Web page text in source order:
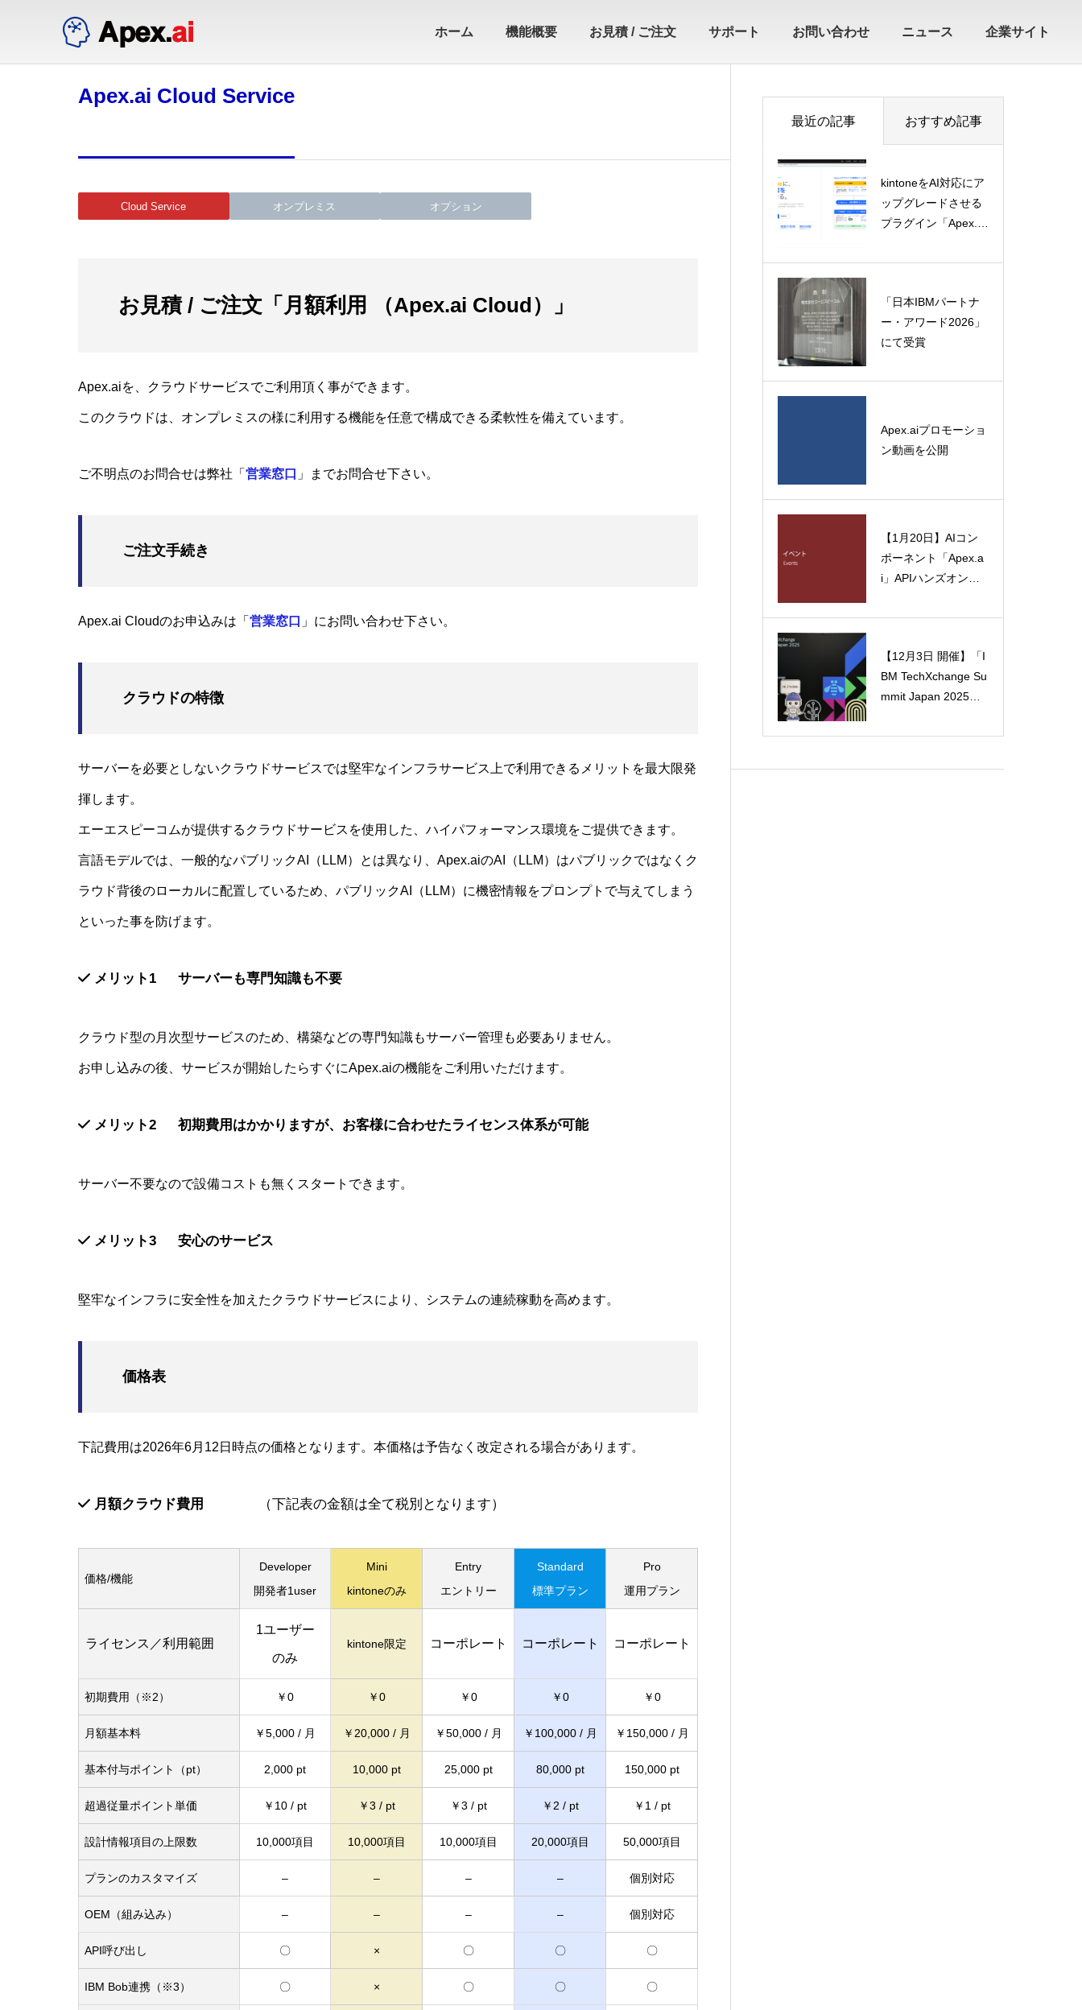
ホーム 機能概要 お見積 / ご注文 サポート お問い合わせ ニュース 企業サイト
Apex.ai Cloud Service
Cloud Service オンプレミス オプション
お見積 / ご注文「月額利用 （Apex.ai Cloud）」
Apex.aiを、クラウドサービスでご利用頂く事ができます。
このクラウドは、オンプレミスの様に利用する機能を任意で構成できる柔軟性を備えています。
ご不明点のお問合せは弊社「 営業窓口 」までお問合せ下さい。
ご注文手続き
Apex.ai Cloudのお申込みは「 営業窓口 」にお問い合わせ下さい。
クラウドの特徴
サーバーを必要としないクラウドサービスでは堅牢なインフラサービス上で利用できるメリットを最大限発
揮します。
エーエスピーコムが提供するクラウドサービスを使用した、ハイパフォーマンス環境をご提供できます。
言語モデルでは、一般的なパブリックAI（LLM）とは異なり、Apex.aiのAI（LLM）はパブリックではなくク
ラウド背後のローカルに配置しているため、パブリックAI（LLM）に機密情報をプロンプトで与えてしまう
といった事を防げます。
メリット1 サーバーも専門知識も不要
クラウド型の月次型サービスのため、構築などの専門知識もサーバー管理も必要ありません。
お申し込みの後、サービスが開始したらすぐにApex.aiの機能をご利用いただけます。
メリット2 初期費用はかかりますが、お客様に合わせたライセンス体系が可能
サーバー不要なので設備コストも無くスタートできます。
メリット3 安心のサービス
堅牢なインフラに安全性を加えたクラウドサービスにより、システムの連続稼動を高めます。
価格表
下記費用は2026年6月12日時点の価格となります。本価格は予告なく改定される場合があります。
月額クラウド費用 （下記表の金額は全て税別となります）
価格/機能
Developer
開発者1user
Mini
kintoneのみ
Entry
エントリー
Standard
標準プラン
Pro
運用プラン
ライセンス／利用範囲
1ユーザー
のみ
kintone限定 コーポレート コーポレート コーポレート
初期費用（※2） ￥0 ￥0 ￥0 ￥0 ￥0
月額基本料 ￥5,000 / 月 ￥20,000 / 月 ￥50,000 / 月 ￥100,000 / 月 ￥150,000 / 月
基本付与ポイント（pt） 2,000 pt 10,000 pt 25,000 pt 80,000 pt 150,000 pt
超過従量ポイント単価 ￥10 / pt ￥3 / pt ￥3 / pt ￥2 / pt ￥1 / pt
設計情報項目の上限数 10,000項目 10,000項目 10,000項目 20,000項目 50,000項目
プランのカスタマイズ – – – – 個別対応
OEM（組み込み） – – – – 個別対応
API呼び出し 〇 × 〇 〇 〇
IBM Bob連携（※3） 〇 × 〇 〇 〇
最近の記事 おすすめ記事
kintoneをAI対応にア
ップグレードさせる
プラグイン「Apex.a
「日本IBMパートナ
ー・アワード2026」
にて受賞
Apex.aiプロモーショ
ン動画を公開
【1月20日】AIコン
ポーネント「Apex.a
i」APIハンズオンセ
せ
【12月3日 開催】「I
BM TechXchange Su
mmit Japan 2025」